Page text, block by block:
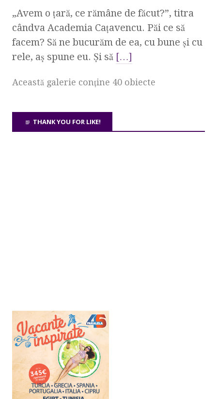
„Avem o ţară, ce rămâne de făcut?”, titra
cândva Academia Caţavencu. Păi ce să
facem? Să ne bucurăm de ea, cu bune şi cu
rele, aş spune eu. Şi să […]
Această galerie conţine 40 obiecte
THANK YOU FOR LIKE!